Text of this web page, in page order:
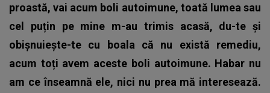
proastă, vai acum boli autoimune, toată lumea sau
cel puțin pe mine m-au trimis acasă, du-te și
obișnuiește-te cu boala că nu există remediu,
acum toți avem aceste boli autoimune. Habar nu
am ce înseamnă ele, nici nu prea mă interesează.